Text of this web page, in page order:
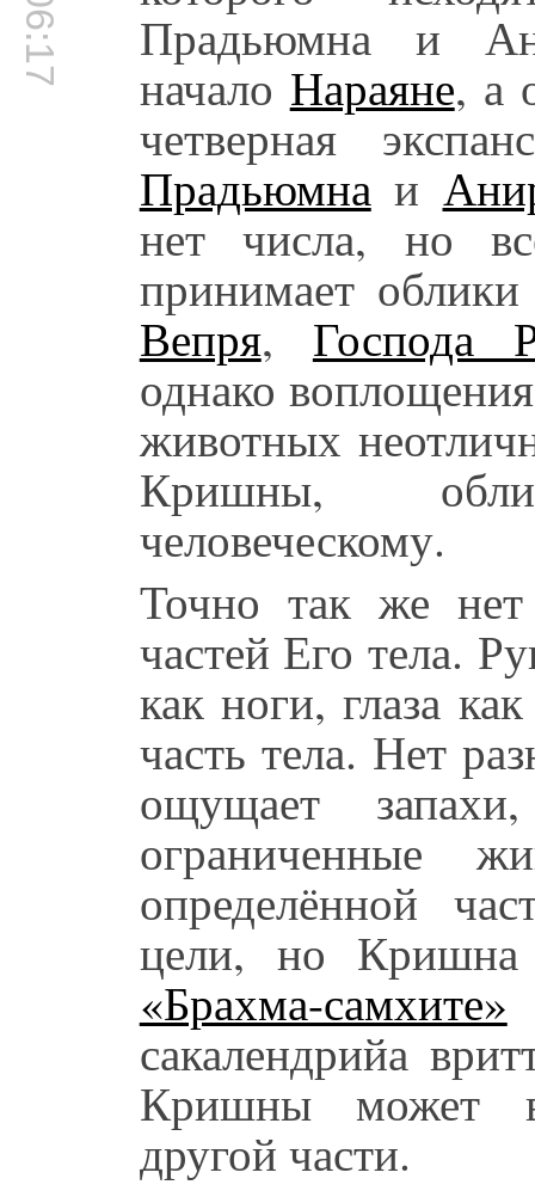
Прадьюмна и
начало Нараяне, а
четверная
Прадьюмнаи
нет числа, но
принимает
Вепря, Господа
однако
животных
Кришны,
человеческому.
Точно так же
частей Его тела.
как ноги, глаза
часть тела. Нет
ощущает
ограниченные
определённой
цели, но Кришна
«Брахма-самхите»
сакалендрийа
Кришны может
другой части.